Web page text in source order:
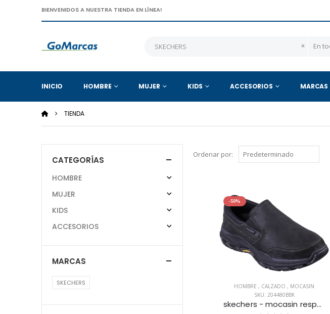
BIENVENIDOS A NUESTRA TIENDA EN LÍNEA!
×
INICIO HOMBRE MUJER KIDS ACCESORIOS MARCAS
TIENDA
Ordenar por:
-50%
HOMBRE, CALZADO, MOCASIN
SKU: 204480BBK
skechers - mocasin respected para hombre
CATEGORÍAS
HOMBRE
MUJER
KIDS
ACCESORIOS
MARCAS
SKECHERS